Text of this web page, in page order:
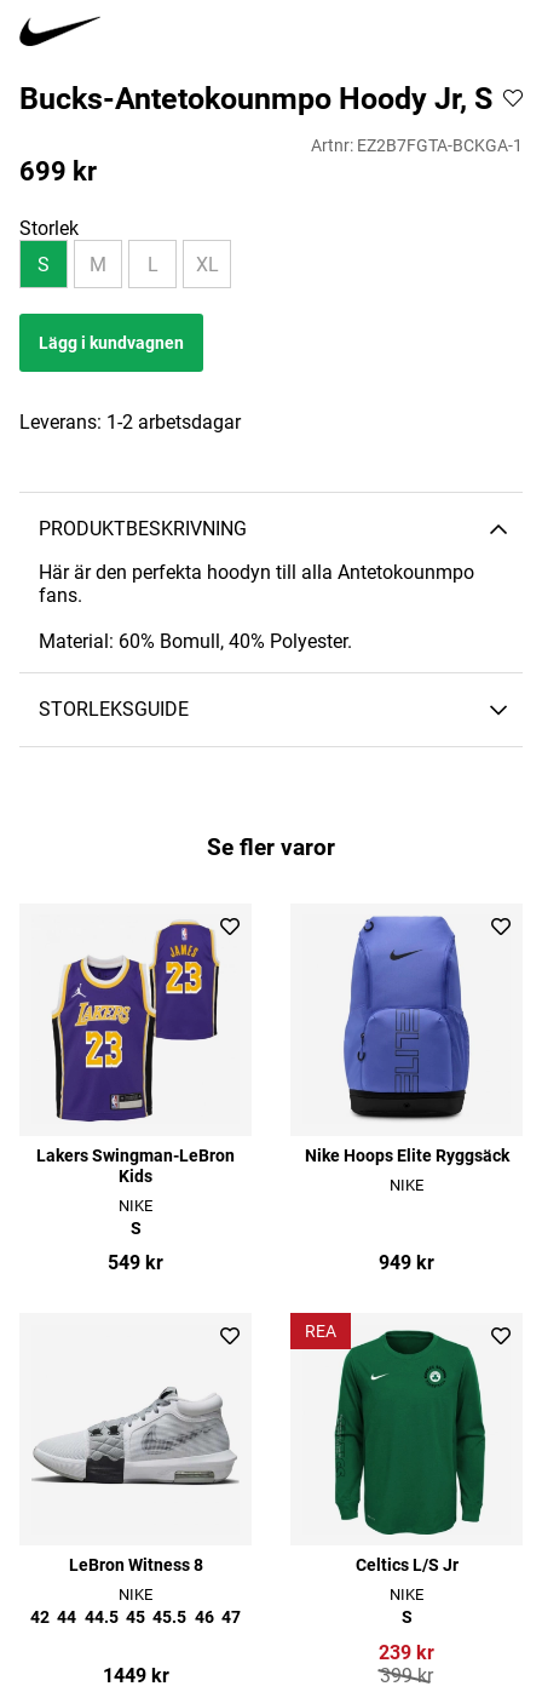
Bucks-Antetokounmpo Hoody Jr, S
Artnr: EZ2B7FGTA-BCKGA-1
699 kr
Storlek
S
M L XL
Lägg i kundvagnen
Leverans: 1-2 arbetsdagar
PRODUKTBESKRIVNING
Här är den perfekta hoodyn till alla Antetokounmpo
fans.
Material: 60% Bomull, 40% Polyester.
STORLEKSGUIDE
Se fler varor
Lakers Swingman-LeBron
Kids
NIKE
S
549 kr
Nike Hoops Elite Ryggsäck
NIKE
949 kr
LeBron Witness 8
NIKE
42 44 44.5 45 45.5 46 47
1449 kr
REA
Celtics L/S Jr
NIKE
S
239 kr
399 kr